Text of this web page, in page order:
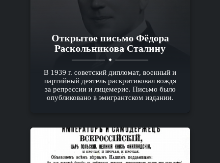
Открытое письмо Фёдора
Раскольникова Сталину
В 1939 г. советский дипломат, военный и
партийный деятель раскритиковал вождя
за репрессии и лицемерие. Письмо было
опубликовано в эмигрантском издании.